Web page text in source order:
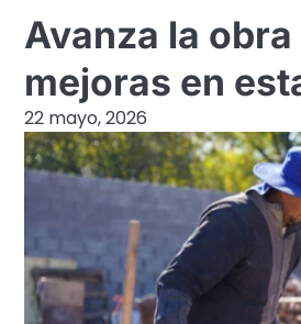
Avanza la
mejoras en
22 mayo, 2026